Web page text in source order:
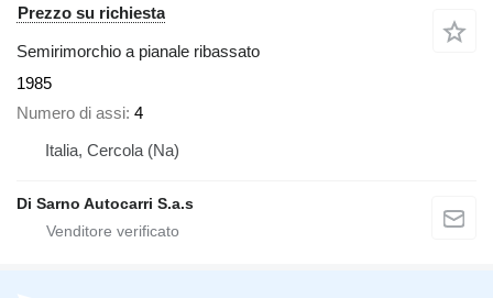
Prezzo su richiesta
Semirimorchio a pianale ribassato
1985
Numero di assi 4
Italia, Cercola (Na)
Di Sarno Autocarri S.a.s